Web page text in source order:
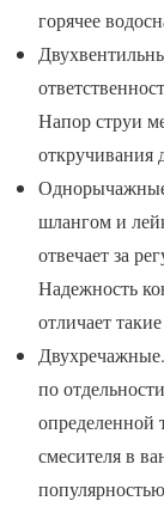
горячее
Напор струи
откручивания
шлангом и
отвечает за
Надежность
отличает
по
определенной
смесителя в